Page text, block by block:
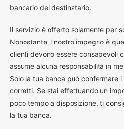
bancario del destinatario.
Il servizio è offerto solamente per
Nonostante il nostro impegno è
clienti devono essere consapevoli
assume alcuna responsabilità in
Solo la tua banca può confermare
corretti. Se stai effettuando un
poco tempo a disposizione, ti
la tua banca.